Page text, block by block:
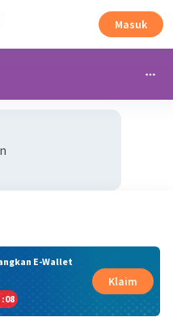
Masuk
E-Wallet
:07
Klaim